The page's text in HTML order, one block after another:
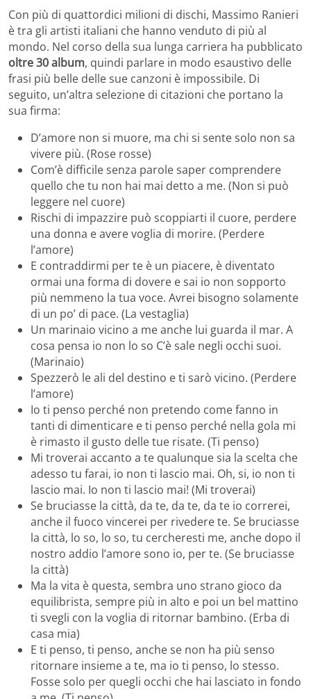
Con più di quattordici milioni di dischi, Massimo Ranieri
è tra gli artisti italiani che hanno venduto di più al
mondo. Nel corso della sua lunga carriera ha pubblicato
oltre30 album, quindi parlare in modo esaustivo delle
frasi più belle delle sue canzoni è impossibile. Di
seguito, un’altra selezione di citazioni che portano la
sua firma:
D’amore non si muore, ma chi si sente solo non sa
vivere più. (Rose rosse)
Com’è difficile senza parole saper comprendere
quello che tu non hai mai detto a me. (Non si può
leggere nel cuore)
Rischi di impazzire può scoppiarti il cuore, perdere
una donna e avere voglia di morire. (Perdere
l’amore)
E contraddirmi per te è un piacere, è diventato
ormai una forma di dovere e sai io non sopporto
più nemmeno la tua voce. Avrei bisogno solamente
di un po’ di pace. (La vestaglia)
Un marinaio vicino a me anche lui guarda il mar. A
cosa pensa io non lo so C’è sale negli occhi suoi.
(Marinaio)
Spezzerò le ali del destino e ti sarò vicino. (Perdere
l’amore)
Io ti penso perché non pretendo come fanno in
tanti di dimenticare e ti penso perché nella gola mi
è rimasto il gusto delle tue risate. (Ti penso)
Mi troverai accanto a te qualunque sia la scelta che
adesso tu farai, io non ti lascio mai. Oh, si, io non ti
lascio mai. Io non ti lascio mai! (Mi troverai)
Se bruciasse la città, da te, da te, da te io correrei,
anche il fuoco vincerei per rivedere te. Se bruciasse
la città, lo so, lo so, tu cercheresti me, anche dopo il
nostro addio l’amore sono io, per te. (Se bruciasse
la città)
Ma la vita è questa, sembra uno strano gioco da
equilibrista, sempre più in alto e poi un bel mattino
ti svegli con la voglia di ritornar bambino. (Erba di
casa mia)
E ti penso, ti penso, anche se non ha più senso
ritornare insieme a te, ma io ti penso, lo stesso.
Fosse solo per quegli occhi che hai lasciato in fondo